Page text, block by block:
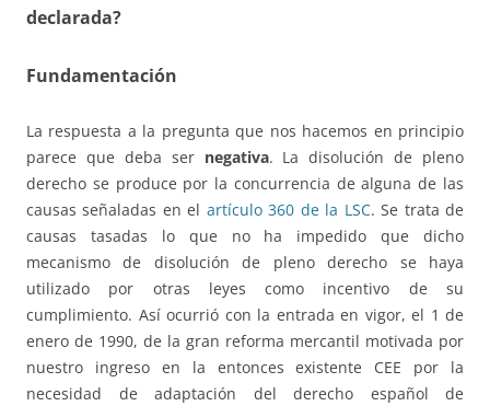
declarada?
Fundamentación
La respuesta a la pregunta que nos hacemos en principio
parece que deba ser negativa. La disolución de pleno
derecho se produce por la concurrencia de alguna de las
causas señaladas en el artículo 360 de la LSC. Se trata de
causas tasadas lo que no ha impedido que dicho
mecanismo de disolución de pleno derecho se haya
utilizado por otras leyes como incentivo de su
cumplimiento. Así ocurrió con la entrada en vigor, el 1 de
enero de 1990, de la gran reforma mercantil motivada por
nuestro ingreso en la entonces existente CEE por la
necesidad de adaptación del derecho español de